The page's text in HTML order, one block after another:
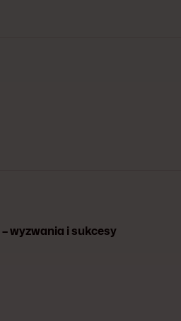
wyzwania i sukcesy